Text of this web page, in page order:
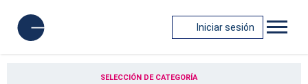
Iniciar sesión
SELECCIÓN DE CATEGORÍA